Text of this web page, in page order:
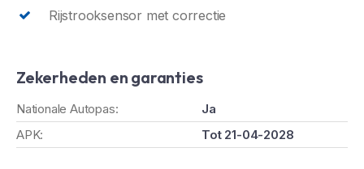
Rijstrooksensor met correctie
Zekerheden en garanties
Nationale Autopas:
Ja
APK:
Tot 21-04-2028